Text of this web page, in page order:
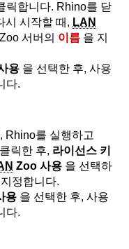
릭합니다. Rhino를 닫
시 시작할 때, LAN
서버의 이름 을 지
용 을 선택한 후, 사용
다.
Rhino를 실행하고
릭한 후, 라이선스 키
Zoo 사용 을 선택하
정합니다.
용 을 선택한 후, 사용
다.